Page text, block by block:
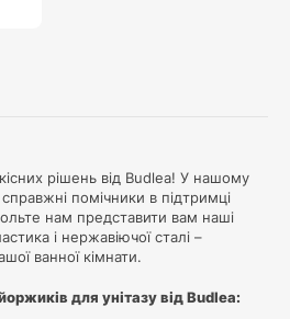
рішень від Budlea! У нашому
помічники в підтримці
нам представити вам наші
і нержавіючої сталі –
ванної кімнати.
для унітазу від Budlea: